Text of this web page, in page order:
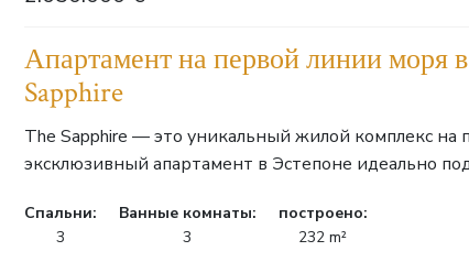
Апартамент на первой линии моря
Sapphire
The Sapphire — это уникальный жилой комплекс на
эксклюзивный апартамент в Эстепоне идеально
Cпальни:
3
Ванные комнаты:
3
построено:
232 m²